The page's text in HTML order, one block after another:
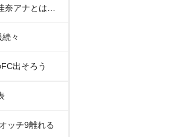
奈アナとは…
々
出そろう
ッチ9離れる